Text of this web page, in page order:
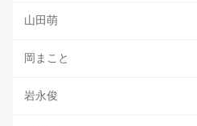
山田萌
岡まこと
岩永俊